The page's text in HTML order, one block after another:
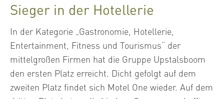
Sieger in der Hotellerie
In der Kategorie „Gastronomie, Hotellerie,
Entertainment, Fitness und Tourismus“ der
mittelgroßen Firmen hat die Gruppe Upstalsboom
den ersten Platz erreicht. Dicht gefolgt auf dem
zweiten Platz findet sich Motel One wieder. Auf dem